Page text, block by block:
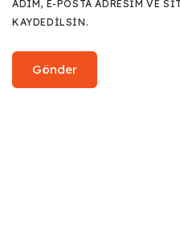
ADIM, E-POSTA ADRESIM VE
KAYDEDILSIN.